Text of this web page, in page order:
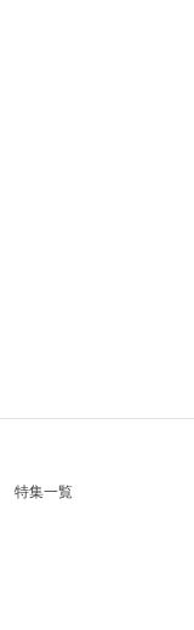
特集一覧